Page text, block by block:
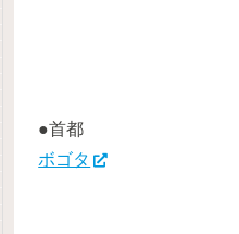
●首都
ボゴタ